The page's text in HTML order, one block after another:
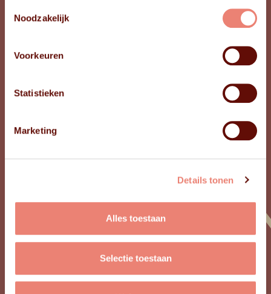
Noodzakelijk
Voorkeuren
Statistieken
Marketing
Details tonen
Alles toestaan
Selectie toestaan
NODIG?